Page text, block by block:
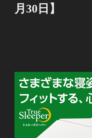
月30日】